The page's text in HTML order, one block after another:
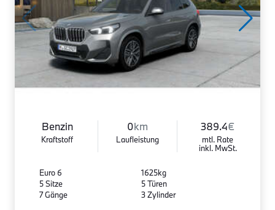
Benzin
Kraftstoff
0km
Laufleistung
389.4€
mtl. Rate
inkl. MwSt.
Euro 6
5 Sitze
7 Gänge
1625kg
5 Türen
3 Zylinder